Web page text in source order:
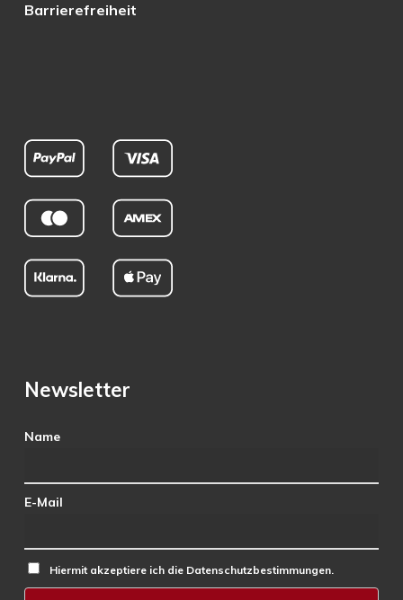
Barrierefreiheit
Newsletter
Name
E-Mail
Hiermit akzeptiere ich die Datenschutzbestimmungen.